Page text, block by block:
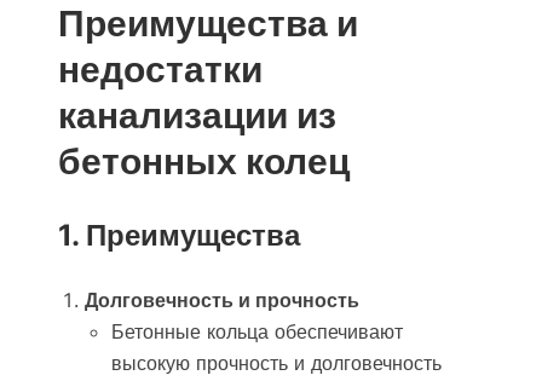
Преимущества и
недостатки
канализации из
бетонных колец
1. Преимущества
Долговечность и прочность
Бетонные кольца обеспечивают
высокую прочность и долговечность